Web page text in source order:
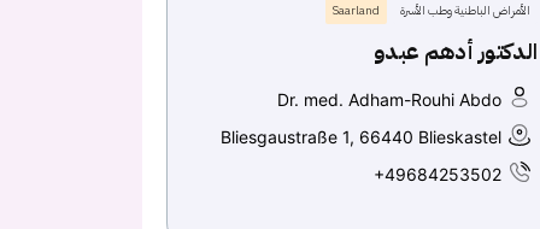
الأمراض الباطنية وطب الأسرة Saarland
الدكتور أدهم عبدو
Dr. med. Adham-Rouhi Abdo
Bliesgaustraße 1, 66440 Blieskastel
+49684253502